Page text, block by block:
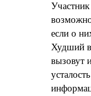
если о
Худший
вызовут